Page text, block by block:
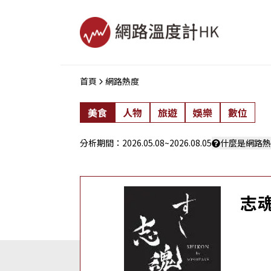
首頁 網路熱度
美食 人物 旅遊 娛樂 數位
分析期間： 2026.05.08~2026.08.05 什麼是網路
志